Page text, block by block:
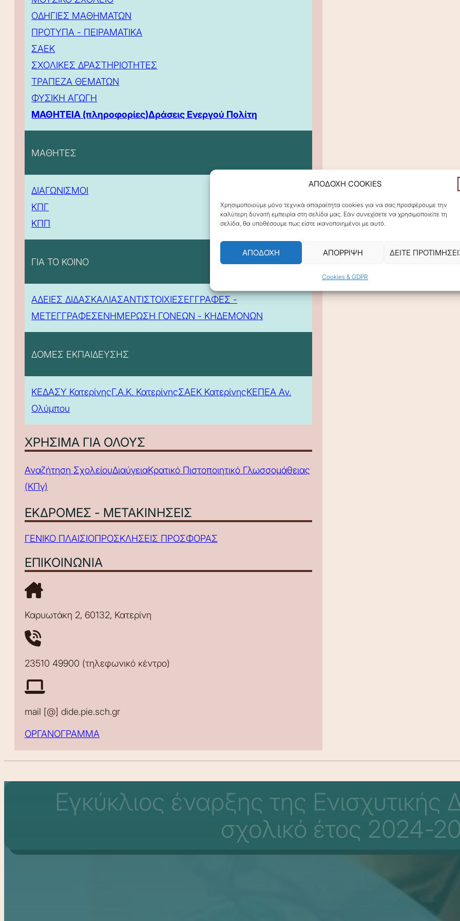
ΑΠΟΔΟΧΗ COOKIES
Χρησιμοποιούμε μόνο τεχνικά απαραίτητα cookies για να σας προσφέρουμε την
καλύτερη δυνατή εμπειρία στη σελίδα μας. Εάν συνεχίσετε να χρησιμοποιείτε τη
σελίδα, θα υποθέσουμε πως είστε ικανοποιημένοι με αυτό.
ΑΠΟΔΟΧΗ ΑΠΟΡΡΙΨΗ ΔΕΙΤΕ
Cookies & GDPR
ΟΔΗΓΙΕΣ ΜΑΘΗΜΑΤΩΝ
ΠΡΟΤΥΠΑ - ΠΕΙΡΑΜΑΤΙΚΑ
ΣΑΕΚ
ΣΧΟΛΙΚΕΣ ΔΡΑΣΤΗΡΙΟΤΗΤΕΣ
ΤΡΑΠΕΖΑ ΘΕΜΑΤΩΝ
ΦΥΣΙΚΗ ΑΓΩΓΗ
ΜΑΘΗΤΕΙΑ (πληροφορίες)Δράσεις Ενεργού Πολίτη
ΜΑΘΗΤΕΣ
ΔΙΑΓΩΝΙΣΜΟΙ
ΚΠΓ
ΚΠΠ
ΓΙΑ ΤΟ ΚΟΙΝΟ
ΑΔΕΙΕΣ ΔΙΔΑΣΚΑΛΙΑΣΑΝΤΙΣΤΟΙΧΙΕΣΕΓΓΡΑΦΕΣ -
ΜΕΤΕΓΓΡΑΦΕΣΕΝΗΜΕΡΩΣΗ ΓΟΝΕΩΝ - ΚΗΔΕΜΟΝΩΝ
ΔΟΜΕΣ ΕΚΠΑΙΔΕΥΣΗΣ
ΚΕΔΑΣΥ ΚατερίνηςΓ.Α.Κ. ΚατερίνηςΣΑΕΚ ΚατερίνηςΚΕΠΕΑ Αν.
Ολύμπου
ΧΡΗΣΙΜΑ ΓΙΑ ΟΛΟΥΣ
Αναζήτηση ΣχολείουΔιαύγειαΚρατικό Πιστοποιητικό Γλωσσομάθειας
(ΚΠγ)
ΕΚΔΡΟΜΕΣ - ΜΕΤΑΚΙΝΗΣΕΙΣ
ΓΕΝΙΚΟ ΠΛΑΙΣΙΟΠΡΟΣΚΛΗΣΕΙΣ ΠΡΟΣΦΟΡΑΣ
ΕΠΙΚΟΙΝΩΝΙΑ
Καρυωτάκη 2, 60132, Κατερίνη
23510 49900 (τηλεφωνικό κέντρο)
mail [@] dide.pie.sch.gr
ΟΡΓΑΝΟΓΡΑΜΜΑ
Εγκύκλιος έναρξης της Ενισχυτικής
σχολικό έτος 2024-